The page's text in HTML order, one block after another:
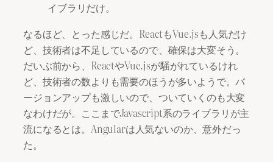
イブラリだけ。
なるほど、とった感じだ。ReactもVue.jsも人気だけ
ど、技術者は不足しているので、確保は大変そう。
だいぶ前から、ReactやVue.jsが騒がれているけれ
ど、技術者の数よりも需要のほうが多いようで。バ
ージョンアップも激しいので、ついていくのも大変
なわけだが。ここまでJavascript系のライブラリが主
流になるとは。Angularは人気ないのか、意外だっ
た。